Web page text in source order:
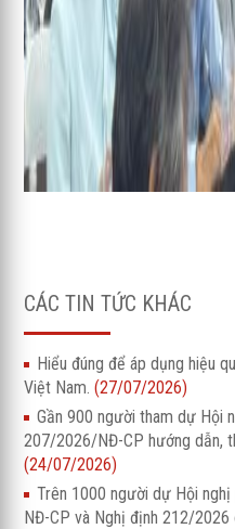
CÁC TIN TỨC KHÁC
Hiểu đúng để áp dụng hiệu
Việt Nam.(27/07/2026)
Gần 900 người tham dự Hội
207/2026/NĐ-CP hướng dẫn,
(24/07/2026)
Trên 1000 người dự Hội
NĐ-CP và Nghị định 212/2026